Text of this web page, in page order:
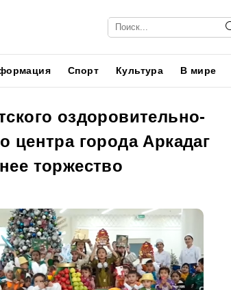
Спорт Культура В мире
оздоровительно-
центра города Аркадаг
торжество